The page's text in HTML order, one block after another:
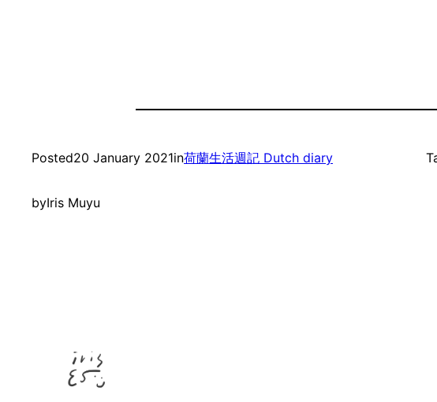
Posted20 January 2021in荷蘭生活週記 Dutch diary
byIris Muyu